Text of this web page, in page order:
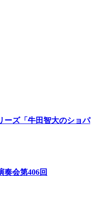
ーズ「牛田智大のショパ
奏会第406回